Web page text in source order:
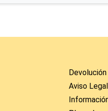
Devolución
Aviso Legal